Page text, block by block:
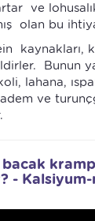
ve
olan bu
kaynakları,
Bunun
lahana,
ve
-